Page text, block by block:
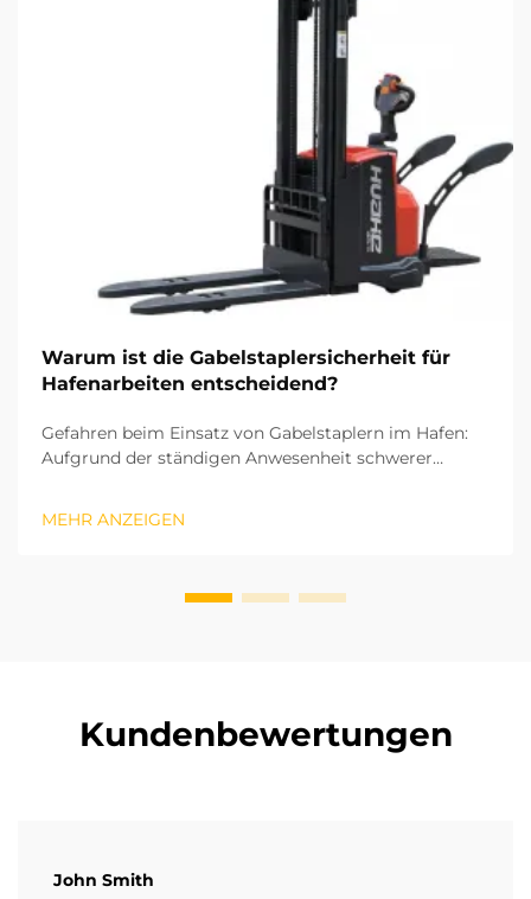
Warum ist die Gabelstaplersicherheit für
Hafenarbeiten entscheidend?
Gefahren beim Einsatz von Gabelstaplern im Hafen:
Aufgrund der ständigen Anwesenheit schwerer
Gabelstaplern die gefährlichste aller im Hafen
MEHR ANZEIGEN
Kundenbewertungen
John Smith